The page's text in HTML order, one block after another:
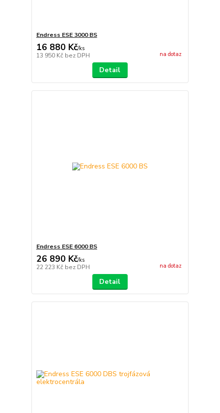
Endress ESE 3000 BS
16 880 Kč/ks
13 950 Kč bez DPH na dotaz
Detail
Endress ESE 6000 BS
26 890 Kč/ks
22 223 Kč bez DPH na dotaz
Detail